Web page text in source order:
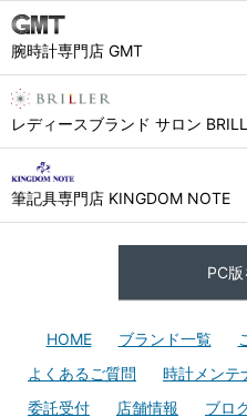
腕時計専門店 GMT
レディースブランド サロン
筆記具専門店 KINGDOM NOTE
PC
HOME ブランド一覧
よくあるご質問
時計メンテ
委託受付
店舗情報 ブロ